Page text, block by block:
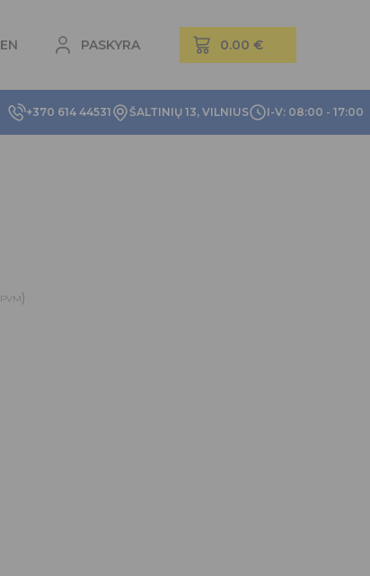
EN PASKYRA
+370 614 44531 ŠALTINIŲ 13, VILNIUS I-V: 08:00 - 17:00
)